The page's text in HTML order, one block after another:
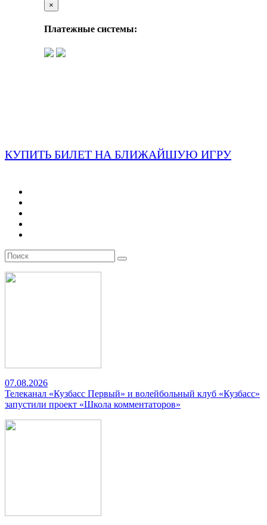
×
Платежные системы:
КУПИТЬ БИЛЕТ НА БЛИЖАЙШУЮ ИГРУ
07.08.2026
Телеканал «Кузбасс Первый» и волейбольный клуб «Кузбасс»
запустили проект «Школа комментаторов»